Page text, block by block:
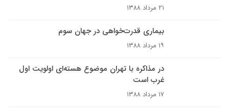
۲۱ مرداد ۱۳۸۸
بيمارى قدرت‌خواهى در جهان سوم
۱۹ مرداد ۱۳۸۸
در مذاکره با تهران موضوع هسته‌ای اولویت اول
غرب است
۱۷ مرداد ۱۳۸۸